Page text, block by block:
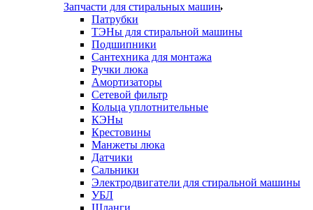
Запчасти для стиральных машин
Патрубки
ТЭНы для стиральной машины
Подшипники
Сантехника для монтажа
Ручки люка
Амортизаторы
Сетевой фильтр
Кольца уплотнительные
КЭНы
Крестовины
Манжеты люка
Датчики
Сальники
Электродвигатели для стиральной машины
УБЛ
Шланги